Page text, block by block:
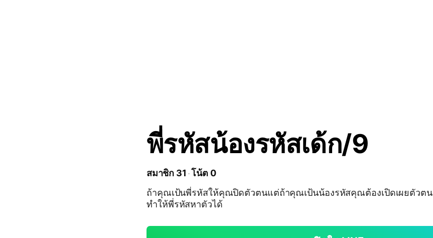
พี่รหัสน้องรหัสเด้ก/9
สมาชิก 31 โน้ต 0
ถ้าคุณเป้นพี่รหัสให้คุณปิดตัวตนแต่ถ้าคุณเป้นน้องรหัสคุณต้องเปิดเผยตัวตน
ทำให้พี่รหัสหาตัวได้